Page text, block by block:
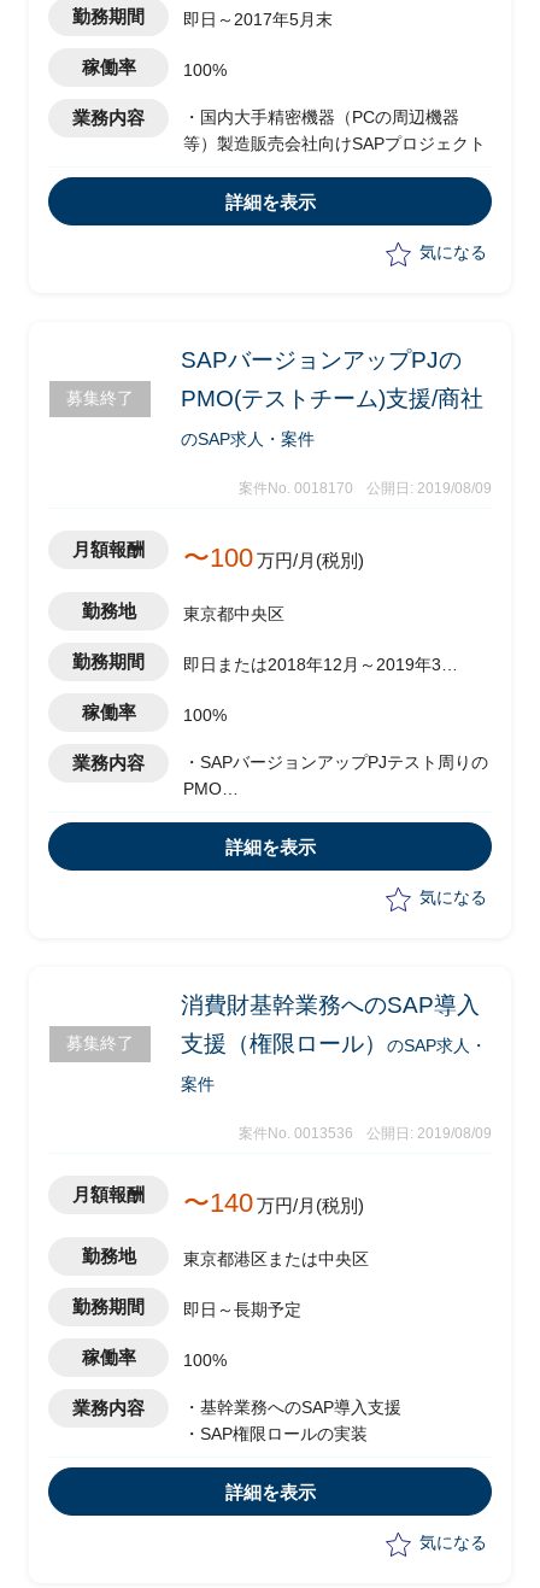
るべきインターフェイスのリスト作成
・開発マネージャー/（コアチームとその
ADM工場を介して）オフショアチームと
ハイレベルのカスタム機能要件の議論
・構成チームと開発チームの調整
・クライアントチームと開発チームから
の質問の明確化、サポート
勤務期間 即日～2017年5月末
稼働率 100%
業務内容
・国内大手精密機器（PCの周辺機器
等）製造販売会社向けSAPプロジェクト
詳細を表示
気になる
募集終了
SAPバージョンアップPJの
PMO(テストチーム)支援/商社
のSAP求人・案件
案件No. 0018170 公開日: 2019/08/09
月額報酬 〜100万円/月(税別)
勤務地 東京都中央区
勤務期間
即日または2018年12月～2019年3月
稼働率 100%
業務内容
・SAPバージョンアップPJテスト周りの
PMO
(テスト計画、テスト進捗方法の検討策
定等)
・元請け社員と共に各種業務の遂行
詳細を表示
気になる
募集終了
消費財基幹業務へのSAP導入
支援（権限ロール）
のSAP求人・
案件
案件No. 0013536 公開日: 2019/08/09
月額報酬 〜140万円/月(税別)
勤務地 東京都港区または中央区
勤務期間 即日～長期予定
稼働率 100%
業務内容
・基幹業務へのSAP導入支援
・SAP権限ロールの実装
詳細を表示
気になる